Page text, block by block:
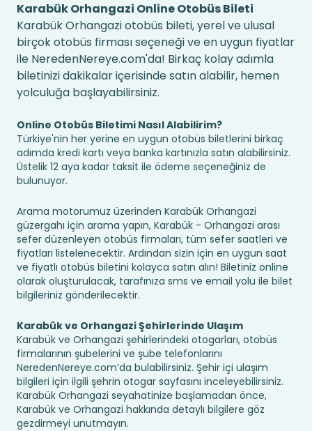
Karabük Orhangazi Online Otobüs Bileti
Karabük Orhangazi otobüs bileti, yerel ve ulusal
birçok otobüs firması seçeneği ve en uygun fiyatlar
ile NeredenNereye.com'da! Birkaç kolay adımla
biletinizi dakikalar içerisinde satın alabilir, hemen
yolculuğa başlayabilirsiniz.
Online Otobüs Biletimi Nasıl Alabilirim?
Türkiye'nin her yerine en uygun otobüs biletlerini birkaç
adımda kredi kartı veya banka kartınızla satın alabilirsiniz.
Üstelik 12 aya kadar taksit ile ödeme seçeneğiniz de
bulunuyor.
Arama motorumuz üzerinden Karabük Orhangazi
güzergahı için arama yapın, Karabük - Orhangazi arası
sefer düzenleyen otobüs firmaları, tüm sefer saatleri ve
fiyatları listelenecektir. Ardından sizin için en uygun saat
ve fiyatlı otobüs biletini kolayca satın alın! Biletiniz online
olarak oluşturulacak, tarafınıza sms ve email yolu ile bilet
bilgileriniz gönderilecektir.
Karabük ve Orhangazi Şehirlerinde Ulaşım
Karabük ve Orhangazi şehirlerindeki otogarları, otobüs
firmalarının şubelerini ve şube telefonlarını
NeredenNereye.com’da bulabilirsiniz. Şehir içi ulaşım
bilgileri için ilgili şehrin otogar sayfasını inceleyebilirsiniz.
Karabük Orhangazi seyahatinize başlamadan önce,
Karabük ve Orhangazi hakkında detaylı bilgilere göz
gezdirmeyi unutmayın.